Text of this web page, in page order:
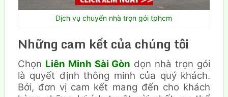
Dịch vụ chuyển nhà trọn gói tphcm
Những cam kết của chúng tôi
Chọn Liên Minh Sài Gòn dọn nhà trọn gói
là quyết định thông minh của quý khách.
Bởi, đơn vị cam kết mang đến cho khách